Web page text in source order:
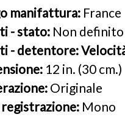
manifattura: France
- stato: Non definito
- detentore:
12 in. (30 cm.)
Originale
Mono